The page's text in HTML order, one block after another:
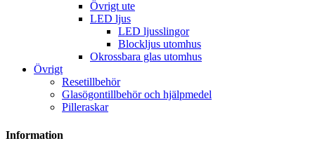
Övrigt ute
LED ljus
LED ljusslingor
Blockljus utomhus
Okrossbara glas utomhus
Övrigt
Resetillbehör
Glasögontillbehör och hjälpmedel
Pilleraskar
Information